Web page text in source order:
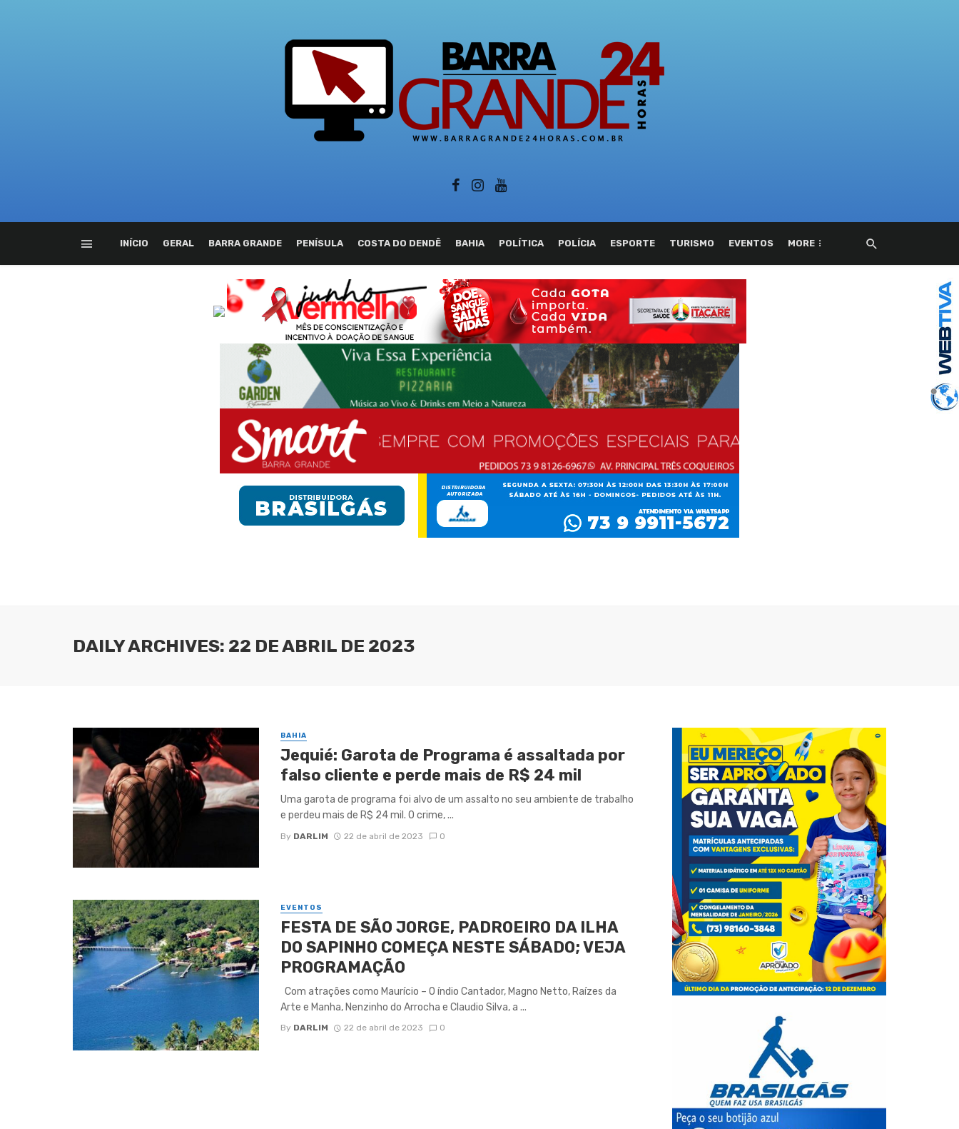
INÍCIO GERAL BARRA GRANDE PENÍSULA COSTA DO DENDÊ BAHIA POLÍTICA POLÍCIA ESPORTE TURISMO EVENTOS MORE
DAILY ARCHIVES: 22 DE ABRIL DE 2023
BAHIA
Jequié: Garota de Programa é assaltada por
falso cliente e perde mais de R$ 24 mil
Uma garota de programa foi alvo de um assalto no seu ambiente de trabalho
e perdeu mais de R$ 24 mil. O crime, ...
By DARLIM 22 de abril de 2023 0
EVENTOS
FESTA DE SÃO JORGE, PADROEIRO DA ILHA
DO SAPINHO COMEÇA NESTE SÁBADO; VEJA
PROGRAMAÇÃO
Com atrações como Maurício – O índio Cantador, Magno Netto, Raízes da
Arte e Manha, Nenzinho do Arrocha e Claudio Silva, a ...
By DARLIM 22 de abril de 2023 0